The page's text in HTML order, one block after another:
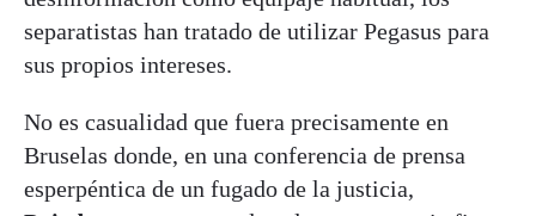
separatistas han tratado de utilizar Pegasus para
sus propios intereses.
No es casualidad que fuera precisamente en
Bruselas donde, en una conferencia de prensa
esperpéntica de un fugado de la justicia,